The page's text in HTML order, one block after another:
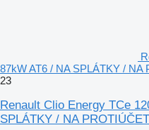
87kW AT6 / NA SPLÁTKY / NA
23
Renault Clio Energy TCe
SPLÁTKY / NA PROTIÚČET